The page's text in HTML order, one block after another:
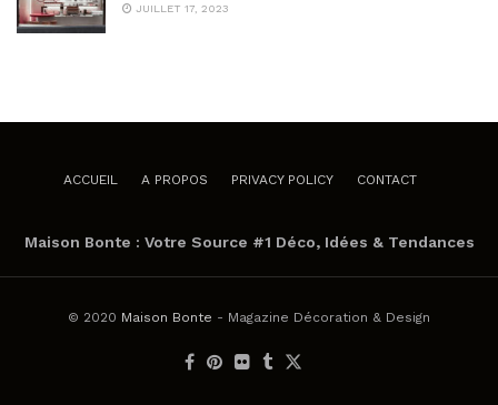
JUILLET 17, 2023
ACCUEIL A PROPOS PRIVACY POLICY CONTACT
Maison Bonte : Votre Source #1 Déco, Idées & Tendances
© 2020 Maison Bonte - Magazine Décoration & Design